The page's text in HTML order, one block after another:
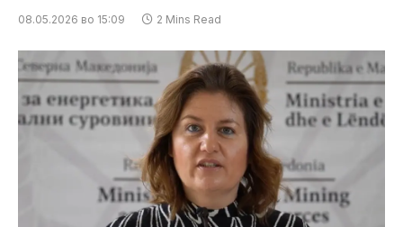
08.05.2026 во 15:09 2 Mins Read